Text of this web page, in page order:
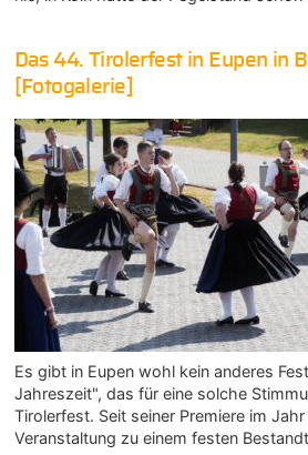
Das 44. Tirolerfest in Eupen in
[Fotogalerie]
Es gibt in Eupen wohl kein anderes
Jahreszeit", das für eine solche
Tirolerfest. Seit seiner Premiere im
Veranstaltung zu einem festen